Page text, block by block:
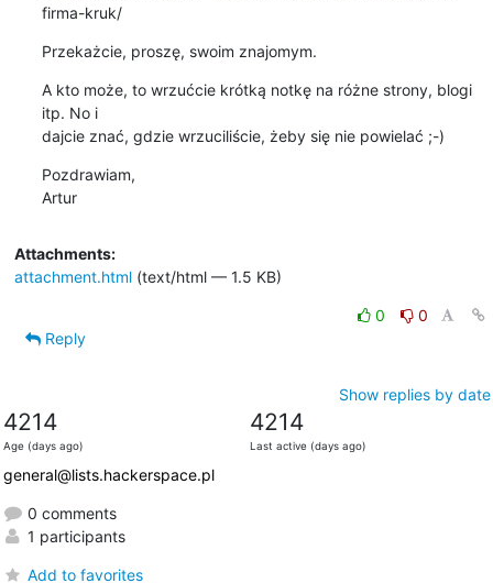
firma-kruk/
Przekażcie, proszę, swoim znajomym.
A kto może, to wrzućcie krótką notkę na różne strony, blogi
itp. No i
dajcie znać, gdzie wrzuciliście, żeby się nie powielać ;-)
Pozdrawiam,
Artur
Attachments:
attachment.html(text/html — 1.5 KB)
0
0
Reply
Show replies by date
4214
Age (days ago)
4214
Last active (days ago)
general@lists.hackerspace.pl
0 comments
1 participants
Add to favorites